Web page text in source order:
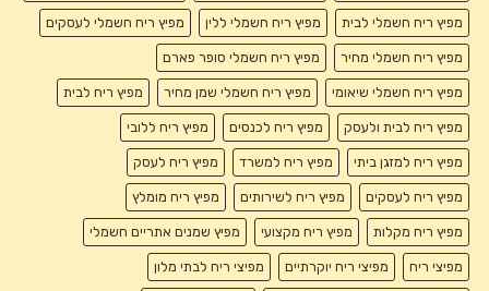
מפיץ ריח חשמלי לבית מפיץ ריח חשמלי ללין מפיץ ריח חשמלי לעסקים
מפיץ ריח חשמלי מחיר מפיץ ריח חשמלי סופר פארם
מפיץ ריח חשמלי שיאומי מפיץ ריח חשמלי שמן מחיר מפיץ ריח לבית
מפיץ ריח לבית ולעסק מפיץ ריח לכנסים מפיץ ריח ללובי
מפיץ ריח למזגן ביתי מפיץ ריח למשרד מפיץ ריח לעסק
מפיץ ריח לעסקים מפיץ ריח לשירותים מפיץ ריח מומלץ
מפיץ ריח מקלות מפיץ ריח מקצועי מפיץ שמנים אתריים חשמלי
מפיצי ריח מפיצי ריח יוקרתיים מפיצי ריח לבתי מלון